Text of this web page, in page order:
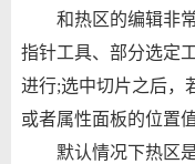
和热区的编辑非常
指针工具、部分选定
进行;选中切片之后，
或者属性面板的位置值
默认情况下热区是